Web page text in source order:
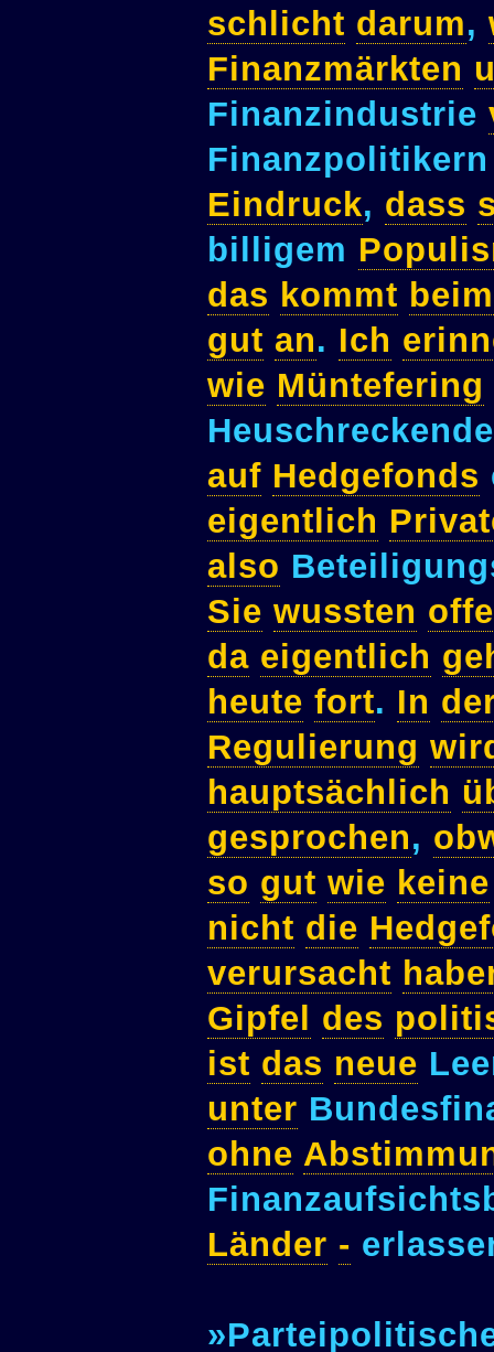
schlicht darum,
Finanzmärkten
Finanzindustrie
Eindruck, dass
billigem
das kommt beim
gut an. Ich
wie Müntefering
auf Hedgefonds
eigentlich
also
Sie wussten
da eigentlich
heute fort. In
Regulierung
hauptsächlich
gesprochen,
so gut wie keine
nicht die
verursacht
Gipfel
des
ist das neue
unter
ohne
Länder -